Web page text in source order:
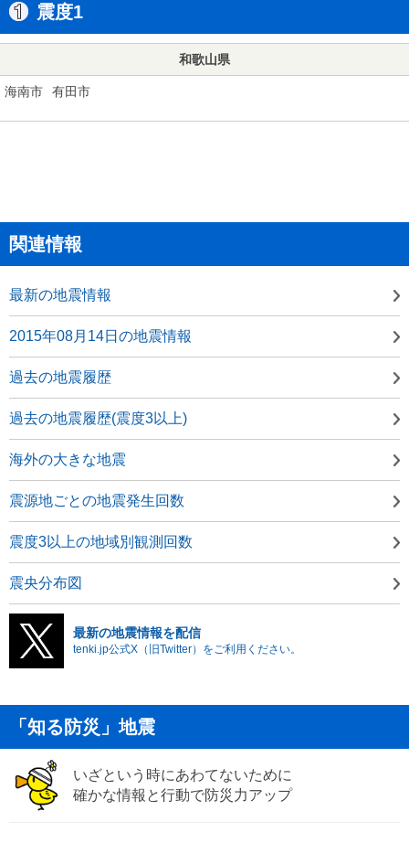
震度1
和歌山県
海南市 有田市
関連情報
最新の地震情報
2015年08月14日の地震情報
過去の地震履歴
過去の地震履歴(震度3以上)
海外の大きな地震
震源地ごとの地震発生回数
震度3以上の地域別観測回数
震央分布図
最新の地震情報を配信
tenki.jp公式X（旧Twitter）をご利用ください。
「知る防災」地震
いざという時にあわてないために
確かな情報と行動で防災力アップ